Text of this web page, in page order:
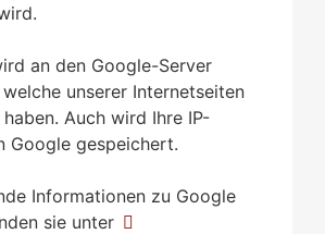
an den Google-Server
unserer Internetseiten
Auch wird Ihre IP-
Google gespeichert.
Informationen zu Google
sie unter